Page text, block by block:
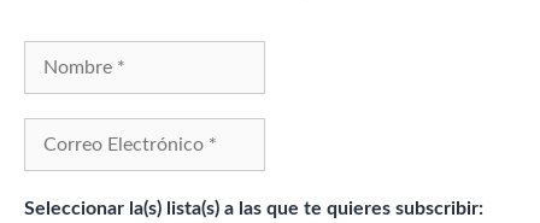
Seleccionar la(s) lista(s) a las que te quieres subscribir: